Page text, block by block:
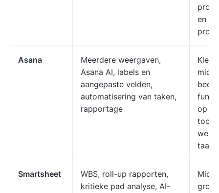
en
Asana
Meerdere weergaven,
Asana AI, labels en
aangepaste velden,
automatisering van taken,
rapportage
op
tool
Smartsheet
WBS, roll-up rapporten,
kritieke pad analyse, AI-
grote